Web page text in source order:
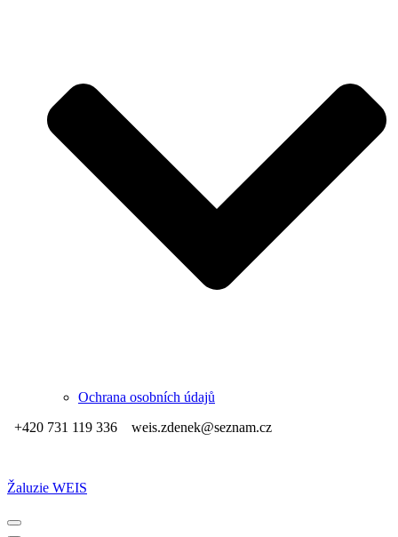
Ochrana osobních údajů
+420 731 119 336
weis.zdenek@seznam.cz
Žaluzie WEIS
Navigační